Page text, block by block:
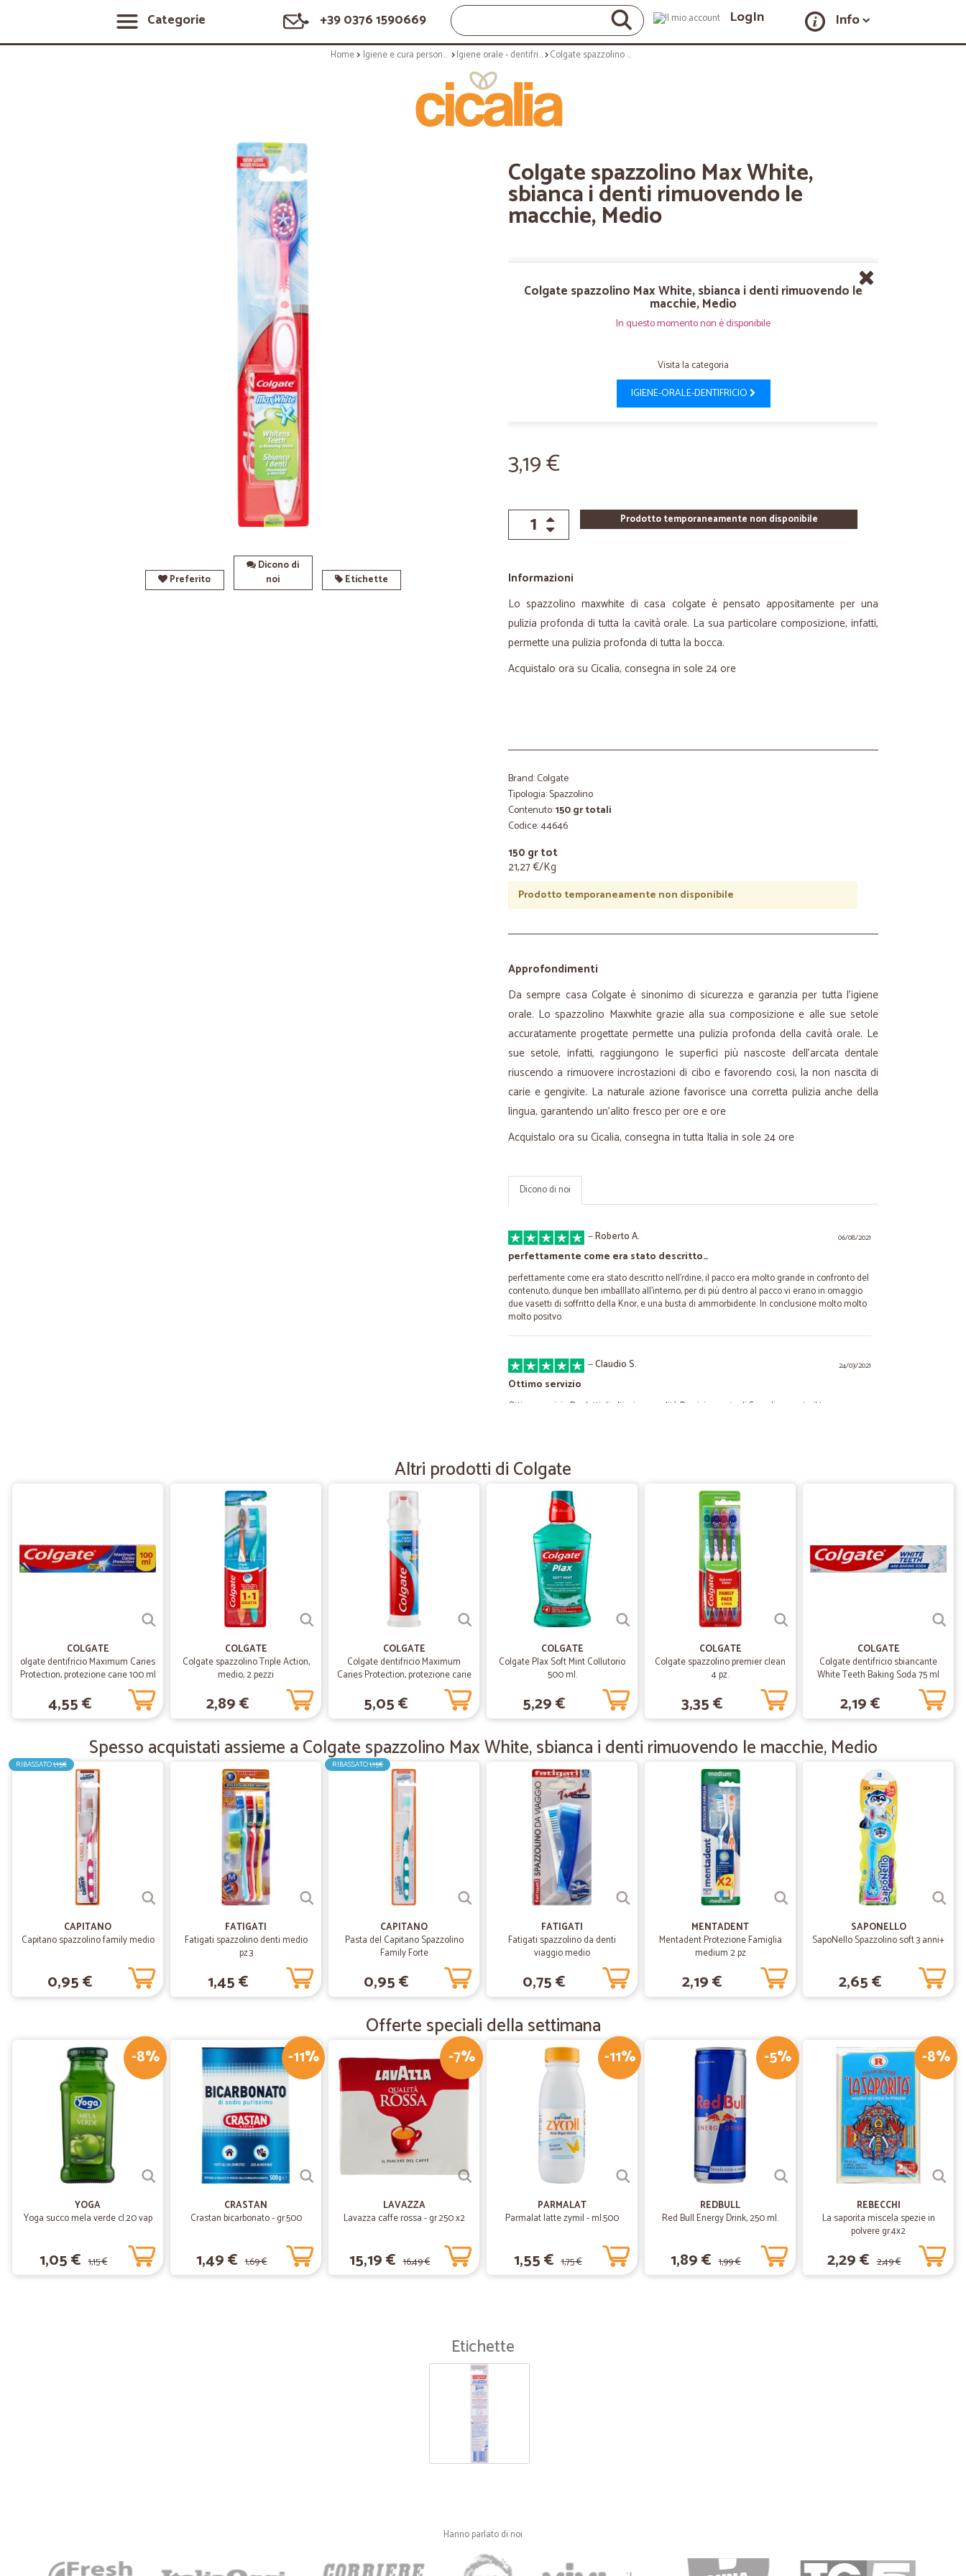
Categorie +39 0376 1590669 LogIn Info
Home Igiene e cura personale Igiene orale - dentifricio Colgate spazzolino Max White, sbianca i denti rimuovendo le macchie, Medio
Preferito
Dicono di
noi
Etichette
Colgate spazzolino Max White,
sbianca i denti rimuovendo le
macchie, Medio
Colgate spazzolino Max White, sbianca i denti rimuovendo le
macchie, Medio
In questo momento non è disponibile
Visita la categoria
IGIENE-ORALE-DENTIFRICIO
3,19 €
Prodotto temporaneamente non disponibile
Informazioni
Lo spazzolino maxwhite di casa colgate è pensato appositamente per una
pulizia profonda di tutta la cavità orale. La sua particolare composizione, infatti,
permette una pulizia profonda di tutta la bocca.
Acquistalo ora su Cicalia, consegna in sole 24 ore
Brand: Colgate
Tipologia: Spazzolino
Contenuto:150 gr totali
Codice: 44646
150 gr tot
21,27 €/Kg
Prodotto temporaneamente non disponibile
Approfondimenti
Da sempre casa Colgate è sinonimo di sicurezza e garanzia per tutta l'igiene
orale. Lo spazzolino Maxwhite grazie alla sua composizione e alle sue setole
accuratamente progettate permette una pulizia profonda della cavità orale. Le
sue setole, infatti, raggiungono le superfici più nascoste dell'arcata dentale
riuscendo a rimuovere incrostazioni di cibo e favorendo cosi, la non nascita di
carie e gengivite. La naturale azione favorisce una corretta pulizia anche della
lingua, garantendo un'alito fresco per ore e ore
Acquistalo ora su Cicalia, consegna in tutta Italia in sole 24 ore
Dicono di noi
06/08/2021
—Roberto A.
perfettamente come era stato descritto…
perfettamente come era stato descritto nell'rdine, il pacco era molto grande in confronto del
contenuto, dunque ben imballlato all'interno, per di più dentro al pacco vi erano in omaggio
due vasetti di soffritto della Knor, e una busta di ammorbidente. In conclusione molto molto
molto positvo.
24/03/2021
—Claudio S.
Ottimo servizio
Ottimo servizio Prodotti di altissima qualità Precisi e puntuali Semplicemente il top
Ottimi prodotti, prezzi alti
Ottimi prodotti anche la carne. Buona scelta. Abbastanza ampia. Unica pecca i prezzi
abbastanza alti. Ma si fa di necessità virtù quando sei in quarantena... Ho ordinato venerdì e
la spesa è arrivata il martedì seguente. Ho acquistato tutti i generi:carne, mozzarelle,
brioches prodotti per disinfettare la casa, acqua di tutto..
ottima esperienza
ottima esperienza, velocità e cortesia
29/10/2020
Soddisfatto
Ottima esperienza ho trovato qualità e…
Ottima esperienza ho trovato qualità e prezzi competitivi. Molto veloce la consegna.
decisamente sito raccomandato
29/05/2020
—
Servizio impeccabile !
Servizio impeccabile !
—
Cicalia, una garanzia
Servizio molto buono e veloce
Michele V.
Ottimo acquisto
Ottima azienda, servizio precisissimo !! Voto 5+++
21/05/2019
Tempi di consegna rispettati…
Tempi di consegna rispettati migliorerei gli imballi per le.cose che trasportate si possono
sbriciolare. Grazie
Altri prodotti di Colgate
COLGATE
olgate dentifricio Maximum Caries
Protection, protezione carie 100 ml
4,55 €
COLGATE
Colgate spazzolino Triple Action,
medio, 2 pezzi
2,89 €
COLGATE
Colgate dentifricio Maximum
Caries Protection, protezione carie
5,05 €
COLGATE
Colgate Plax Soft Mint Collutorio
500 ml.
5,29 €
COLGATE
Colgate spazzolino premier clean
4 pz.
3,35 €
COLGATE
Colgate dentifricio sbiancante
White Teeth Baking Soda 75 ml
2,19 €
Spesso acquistati assieme a Colgate spazzolino Max White, sbianca i denti rimuovendo le macchie, Medio
RIBASSATO1,15€
CAPITANO
Capitano spazzolino family medio
0,95 €
FATIGATI
Fatigati spazzolino denti medio
pz.3
1,45 €
RIBASSATO1,15€
CAPITANO
Pasta del Capitano Spazzolino
Family Forte
0,95 €
FATIGATI
Fatigati spazzolino da denti
viaggio medio
0,75 €
MENTADENT
Mentadent Protezione Famiglia
medium 2 pz
2,19 €
SAPONELLO
SapoNello Spazzolino soft 3 anni+
2,65 €
Offerte speciali della settimana
-8%
YOGA
Yoga succo mela verde cl.20 vap
1,05 € 1,15 €
-11%
CRASTAN
Crastan bicarbonato - gr.500
1,49 € 1,69 €
-7%
LAVAZZA
Lavazza caffe rossa - gr.250 x2
15,19 € 16,49 €
-11%
PARMALAT
Parmalat latte zymil - ml.500
1,55 € 1,75 €
-5%
REDBULL
Red Bull Energy Drink, 250 ml.
1,89 € 1,99 €
-8%
REBECCHI
La saporita miscela spezie in
polvere gr.4x2
2,29 € 2,49 €
Etichette
Hanno parlato di noi